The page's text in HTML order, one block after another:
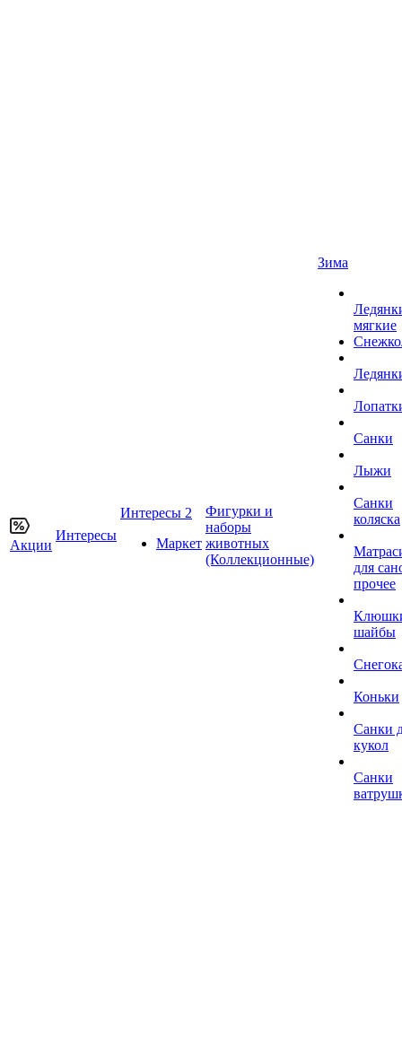
Акции
Интересы
Интересы 2
Маркет
Фигурки и
наборы
животных
(Коллекционные)
Зима
мягкие
Санки
Лыжи
Санки
коляска
для
прочее
шайбы
Коньки
Санки
кукол
Санки